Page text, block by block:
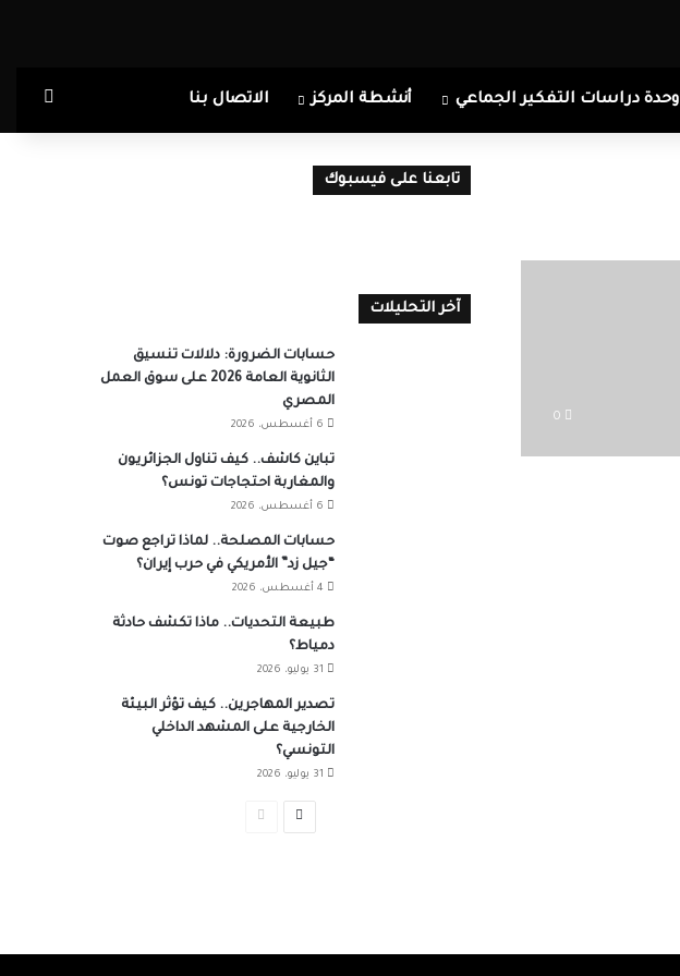
وحدة دراسات التفكير الجماعي أنشطة المركز الاتصال بنا
0
تابعنا على فيسبوك
آخر التحليلات
حسابات الضرورة: دلالات تنسيق
الثانوية العامة 2026 على سوق العمل
المصري
6 أغسطس، 2026
تباين كاشف.. كيف تناول الجزائريون
والمغاربة احتجاجات تونس؟
6 أغسطس، 2026
حسابات المصلحة.. لماذا تراجع صوت
“جيل زد” الأمريكي في حرب إيران؟
4 أغسطس، 2026
طبيعة التحديات.. ماذا تكشف حادثة
دمياط؟
31 يوليو، 2026
تصدير المهاجرين.. كيف تؤثر البيئة
الخارجية على المشهد الداخلي
التونسي؟
31 يوليو، 2026
الصفحة الصفحة